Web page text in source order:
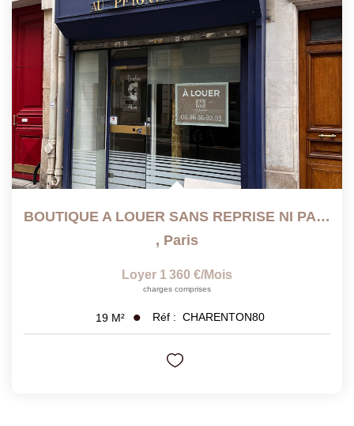
BOUTIQUE A LOUER SANS REPRISE NI PAS DE PORTE
, Paris
Loyer 1 360 €/mois
charges comprises
19 M² Réf : CHARENTON80